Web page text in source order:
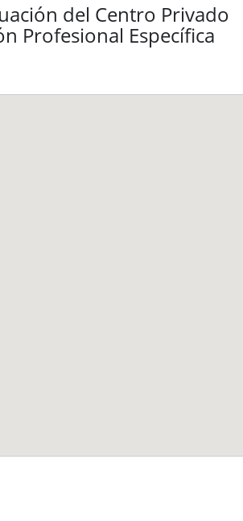
del Centro Privado
Profesional Específica